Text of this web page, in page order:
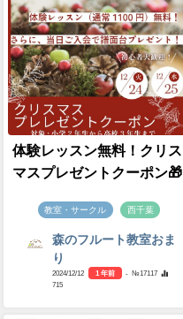
体験レッスン無料！クリス
マスプレゼントクーポン🎁
教室・サークル 西千葉
森のフルート教室おま
り
2024/12/12 1 年前
- №17117
715